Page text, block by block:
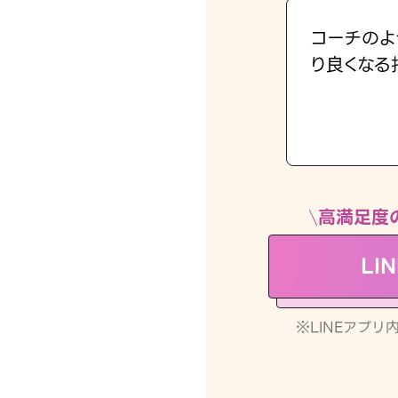
コーチの
り良くな
高満足度
※LINEアプリ